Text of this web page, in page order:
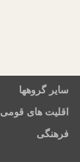
سایر گروهها
اقلیت های قومی
فرهنگی